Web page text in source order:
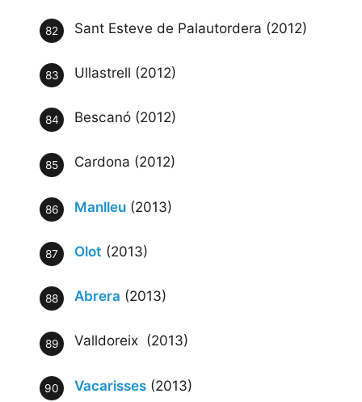
Sant Esteve de Palautordera (2012)
Ullastrell (2012)
Bescanó (2012)
Cardona (2012)
Manlleu (2013)
Olot (2013)
Abrera (2013)
Valldoreix (2013)
Vacarisses (2013)